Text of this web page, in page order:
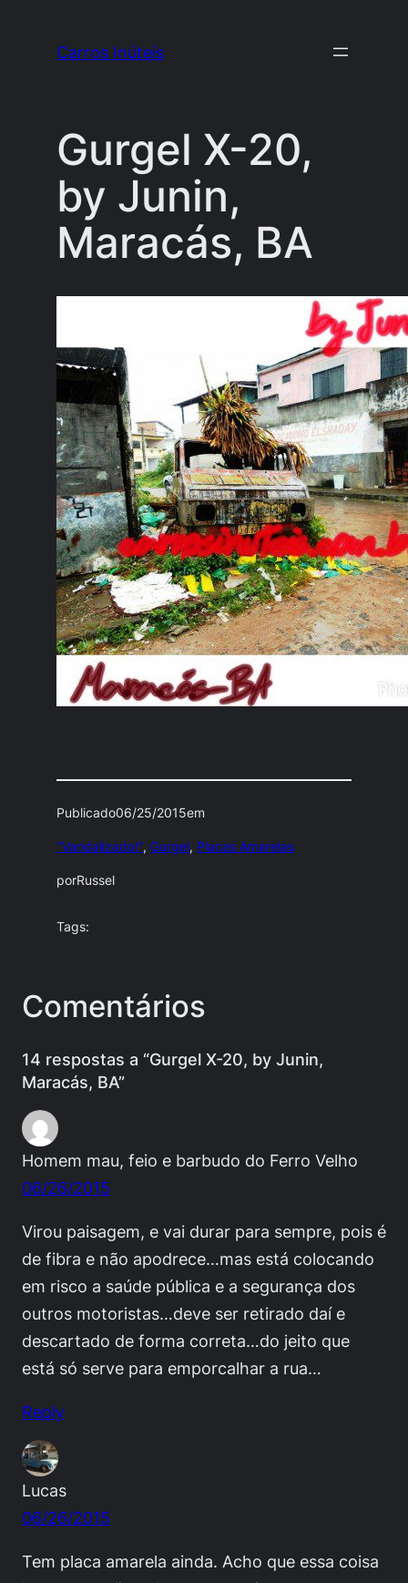
Carros Inúteis
Gurgel X-20,
by Junin,
Maracás, BA
Publicado06/25/2015em
"Vandalizado!", Gurgel, Placas Amarelas
porRussel
Tags:
Comentários
14 respostas a “Gurgel X-20, by Junin,
Maracás, BA”
Homem mau, feio e barbudo do Ferro Velho
06/26/2015
Virou paisagem, e vai durar para sempre, pois é
de fibra e não apodrece…mas está colocando
em risco a saúde pública e a segurança dos
outros motoristas…deve ser retirado daí e
descartado de forma correta…do jeito que
está só serve para emporcalhar a rua…
Reply
Lucas
06/26/2015
Tem placa amarela ainda. Acho que essa coisa